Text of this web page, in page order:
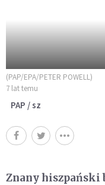
(PAP/EPA/PETER POWELL)
7 lat temu
PAP / sz
Znany hiszpański